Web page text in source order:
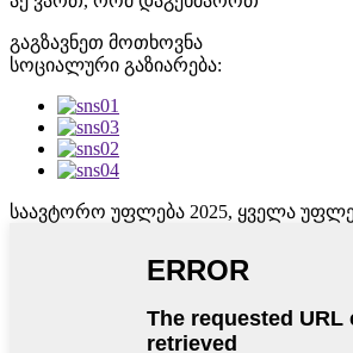
გაგზავნეთ მოთხოვნა
სოციალური გაზიარება:
საავტორო უფლება 2025, ყველა